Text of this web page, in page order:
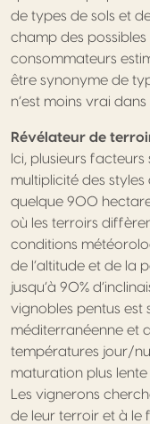
de types de sols et
champ des
consommateurs
être synonyme de
n’est moins vrai
Révélateur de
Ici, plusieurs
multiplicité des
quelque 900
où les terroirs
conditions
de l’altitude et de la
jusqu’à 90%
vignobles pentus est
méditerranéenne et
températures jour/
maturation plus lente
Les vignerons
de leur terroir et à le